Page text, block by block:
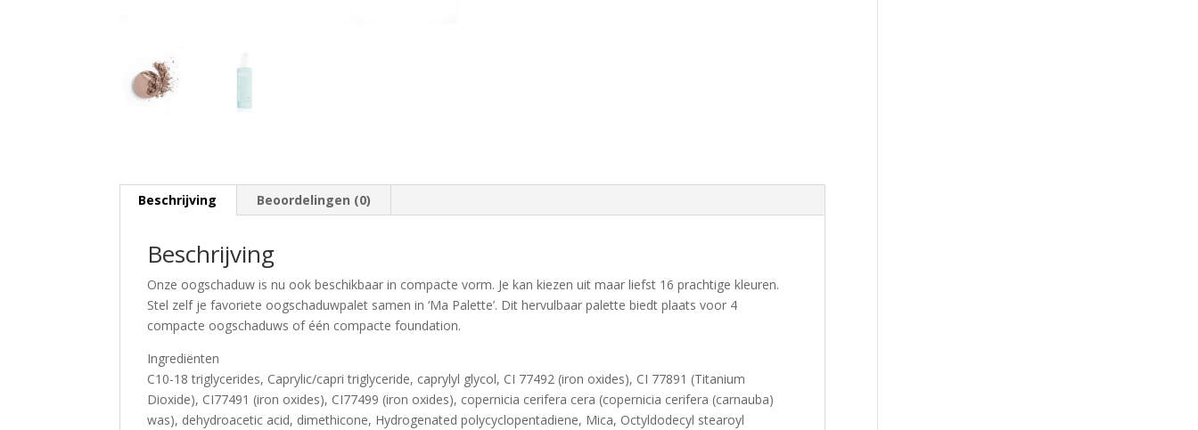
Beschrijving Beoordelingen (0)
Beschrijving
Onze oogschaduw is nu ook beschikbaar in compacte vorm. Je kan kiezen uit maar liefst 16 prachtige kleuren.
Stel zelf je favoriete oogschaduwpalet samen in ‘Ma Palette’. Dit hervulbaar palette biedt plaats voor 4
compacte oogschaduws of één compacte foundation.
Ingrediënten
C10-18 triglycerides, Caprylic/capri triglyceride, caprylyl glycol, CI 77492 (iron oxides), CI 77891 (Titanium
Dioxide), CI77491 (iron oxides), CI77499 (iron oxides), copernicia cerifera cera (copernicia cerifera (carnauba)
was), dehydroacetic acid, dimethicone, Hydrogenated polycyclopentadiene, Mica, Octyldodecyl stearoyl